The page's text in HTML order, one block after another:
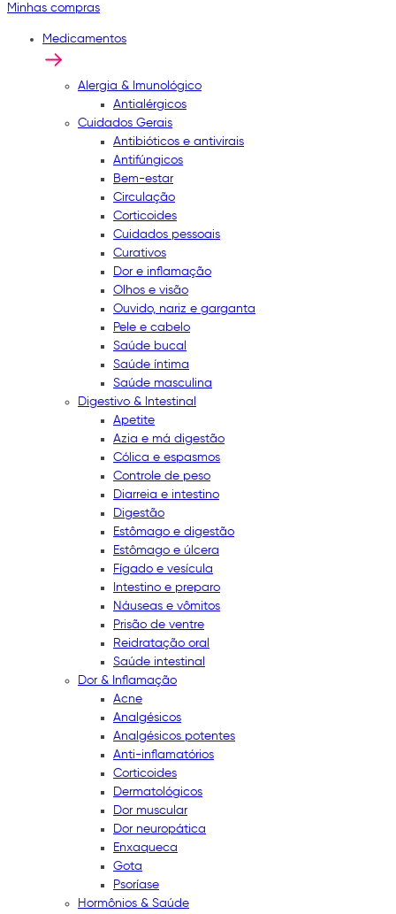
Minhas compras
Medicamentos
Alergia & Imunológico
Antialérgicos
Cuidados Gerais
Antibióticos e antivirais
Antifúngicos
Bem-estar
Circulação
Corticoides
Cuidados pessoais
Curativos
Dor e inflamação
Olhos e visão
Ouvido, nariz e garganta
Pele e cabelo
Saúde bucal
Saúde íntima
Saúde masculina
Digestivo & Intestinal
Apetite
Azia e má digestão
Cólica e espasmos
Controle de peso
Diarreia e intestino
Digestão
Estômago e digestão
Estômago e úlcera
Fígado e vesícula
Intestino e preparo
Náuseas e vômitos
Prisão de ventre
Reidratação oral
Saúde intestinal
Dor & Inflamação
Acne
Analgésicos
Analgésicos potentes
Anti-inflamatórios
Corticoides
Dermatológicos
Dor muscular
Dor neuropática
Enxaqueca
Gota
Psoríase
Hormônios & Saúde